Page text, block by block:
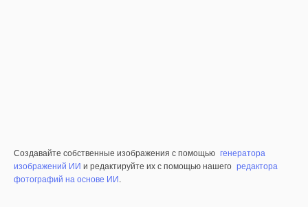
Создавайте собственные изображения с помощью генератора
изображений ИИ и редактируйте их с помощью нашего редактора
фотографий на основе ИИ.